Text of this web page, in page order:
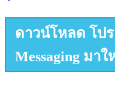
ดาวน์โหลด โป
Messaging มา